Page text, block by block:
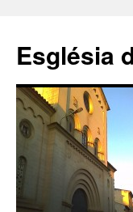
contenido
Església